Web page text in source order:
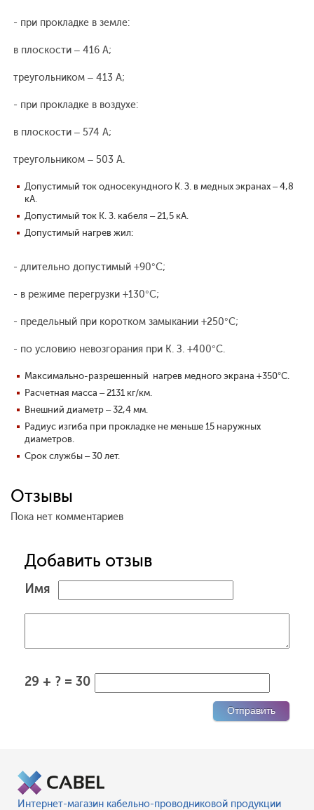
- при прокладке в земле:
в плоскости – 416 А;
треугольником – 413 А;
- при прокладке в воздухе:
в плоскости – 574 А;
треугольником – 503 А.
Допустимый ток односекундного К. З. в медных экранах – 4,8
кА.
Допустимый ток К. З. кабеля – 21,5 кА.
Допустимый нагрев жил:
- длительно допустимый +90°С;
- в режиме перегрузки +130°С;
- предельный при коротком замыкании +250°С;
- по условию невозгорания при К. З. +400°С.
Максимально-разрешенный нагрев медного экрана +350°С.
Расчетная масса – 2131 кг/км.
Внешний диаметр – 32,4 мм.
Радиус изгиба при прокладке не меньше 15 наружных
диаметров.
Срок службы – 30 лет.
Отзывы
Пока нет комментариев
Добавить отзыв
Имя
29 + ? = 30
Интернет-магазин кабельно-проводниковой продукции